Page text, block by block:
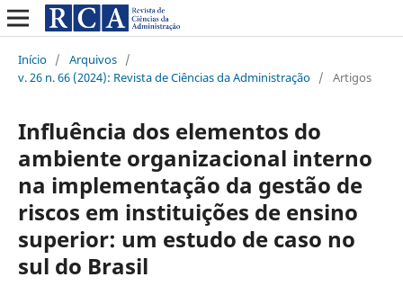
Início / Arquivos /
v. 26 n. 66 (2024): Revista de Ciências da Administração / Artigos
Influência dos elementos do
ambiente organizacional interno
na implementação da gestão de
riscos em instituições de ensino
superior: um estudo de caso no
sul do Brasil